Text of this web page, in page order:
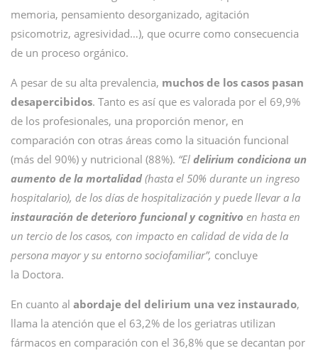
memoria, pensamiento desorganizado, agitación
psicomotriz, agresividad…), que ocurre como consecuencia
de un proceso orgánico.
A pesar de su alta prevalencia, muchos de los casos pasan
desapercibidos. Tanto es así que es valorada por el 69,9%
de los profesionales, una proporción menor, en
comparación con otras áreas como la situación funcional
(más del 90%) y nutricional (88%). “El delirium condiciona un
aumento de la mortalidad(hasta el 50% durante un ingreso
hospitalario), de los días de hospitalización y puede llevar a la
instauración de deterioro funcional y cognitivo en hasta en
un tercio de los casos, con impacto en calidad de vida de la
persona mayor y su entorno sociofamiliar”, concluye
la Doctora.
En cuanto al abordaje del delirium una vez instaurado,
llama la atención que el 63,2% de los geriatras utilizan
fármacos en comparación con el 36,8% que se decantan por